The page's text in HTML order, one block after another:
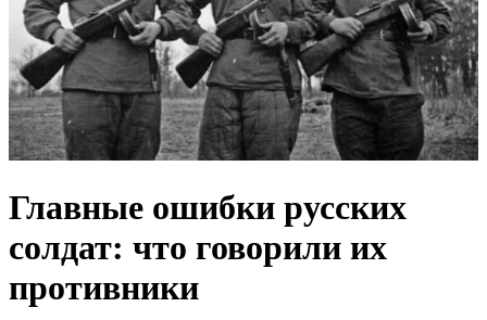
Главные ошибки русских
солдат: что говорили их
противники